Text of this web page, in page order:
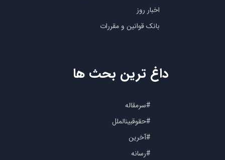
اخبار روز
بانک قوانین و مقررات
#سرمقاله
#حقوقبینالملل
#آخرین
#رسانه
داغ ترین بحث ها